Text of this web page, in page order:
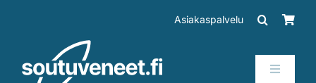
Asiakaspalvelu
Toggle